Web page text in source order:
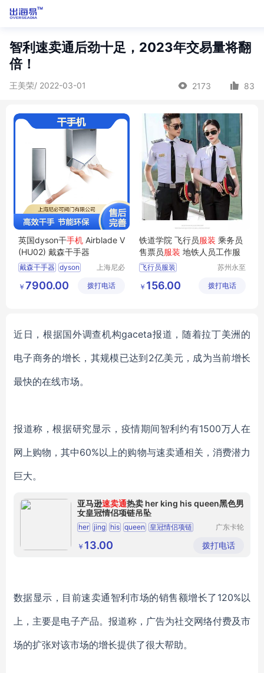
智利速卖通后劲十足，2023年交易量将翻
倍！
王美荣/ 2022-03-01 2173 83
英国dyson干手机 Airblade V
(HU02) 戴森干手器
戴森干手器 dyson
干手机
上海尼必
限公司
￥ 7900.00 拨打电话
铁道学院 飞行员服装 乘务员
售票员服装 地铁人员工作服
飞行员服装
地铁人员工作服
苏州永至
限公司
￥ 156.00 拨打电话
近日，根据国外调查机构gaceta报道，随着拉丁美洲的
电子商务的增长，其规模已达到2亿美元，成为当前增长
最快的在线市场。
报道称，根据研究显示，疫情期间智利约有1500万人在
网上购物，其中60%以上的购物与速卖通相关，消费潜力
巨大。
亚马逊速卖通热卖 her king his queen黑色男
女皇冠情侣项链吊坠
her jing his queen 皇冠情侣项链
广东卡轮
公司
￥ 13.00 拨打电话
数据显示，目前速卖通智利市场的销售额增长了 120%以
上，主要是电子产品。报道称，广告为社交网络付费及市
场的扩张对该市场的增长提供了很大帮助。